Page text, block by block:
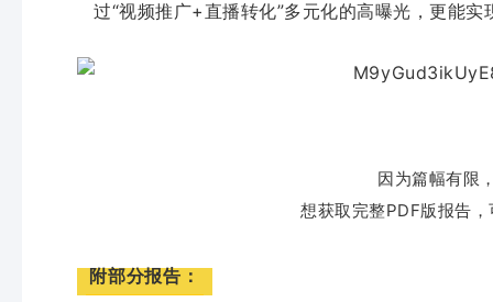
过“视频推广+直播转化”多元化的高曝光，更能实
因为篇幅有限
想获取完整PDF版报告
附部分报告：